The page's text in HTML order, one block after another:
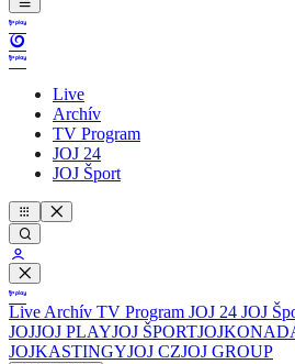
Live
Archív
TV Program
JOJ 24
JOJ Šport
Live Archív TV Program JOJ 24 JOJ
JOJJOJ PLAYJOJ ŠPORTJOJKO
JOJKASTINGYJOJ CZJOJ GROUP